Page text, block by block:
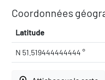
Coordonnées
Latitude
N 51.519444444444 °